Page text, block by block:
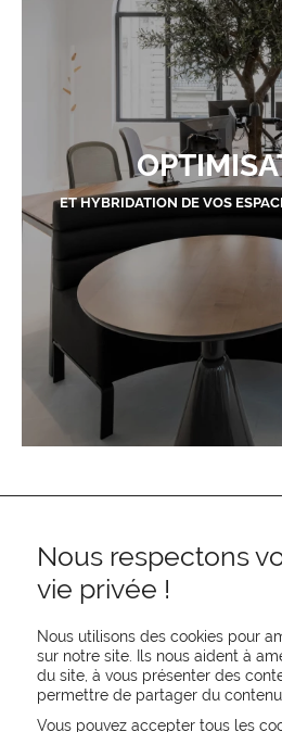
ET HYBRIDATION DE VOS
REJOIGNEZ-
CONTACTEZ-
Nous respectons
vie privée !
Nous utilisons des cookies pour
sur notre site. Ils nous aident à
du site, à vous présenter des
permettre de partager du contenu
Vous pouvez accepter tous les